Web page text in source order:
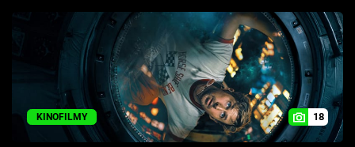
TV Program
Sledujte prima+
Přihlášení
KINOFILMY 18